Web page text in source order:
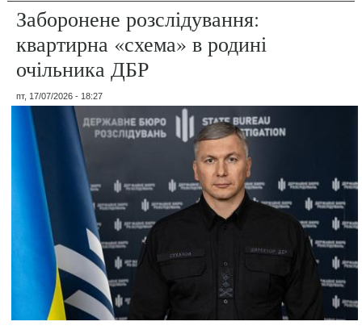
Заборонене розслідування:
квартирна «схема» в родині
очільника ДБР
пт, 17/07/2026 - 18:27